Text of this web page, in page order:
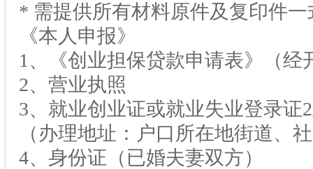
* 需提供所有材料原件及复印件一
《本人申报》
1、《创业担保贷款申请表》（经
2、营业执照
3、就业创业证或就业失业登录证
（办理地址：户口所在地街道、
4、身份证（已婚夫妻双方）